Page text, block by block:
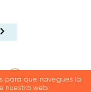
para que navegues la
nuestra web.